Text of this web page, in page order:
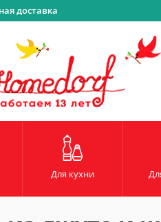
доставка
Для кухни